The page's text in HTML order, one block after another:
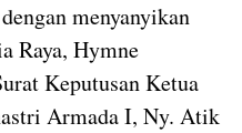
menyanyikan
Raya, Hymne
Keputusan Ketua
Armada I, Ny. Atik